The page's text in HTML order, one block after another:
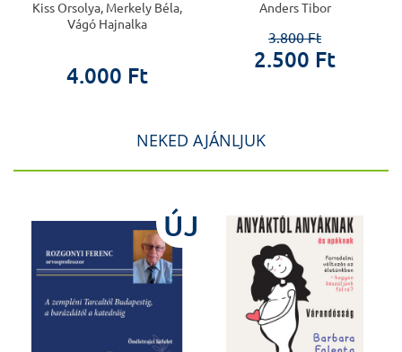
Kiss Orsolya, Merkely Béla,
Vágó Hajnalka
4.000 Ft
Anders Tibor
3.800 Ft
2.500 Ft
NEKED AJÁNLJUK
ÚJ